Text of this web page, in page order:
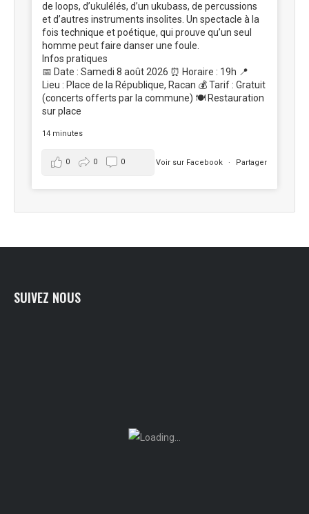
de loops, d’ukulélés, d’un ukubass, de percussions
et d’autres instruments insolites. Un spectacle à la
fois technique et poétique, qui prouve qu’un seul
homme peut faire danser une foule.
Infos pratiques
📅 Date : Samedi 8 août 2026 ⏰ Horaire : 19h 📍
Lieu : Place de la République, Racan 💰 Tarif : Gratuit
(concerts offerts par la commune) 🍽️ Restauration
sur place
14 minutes
Voir sur Facebook · Partager
0 0 0
SUIVEZ NOUS